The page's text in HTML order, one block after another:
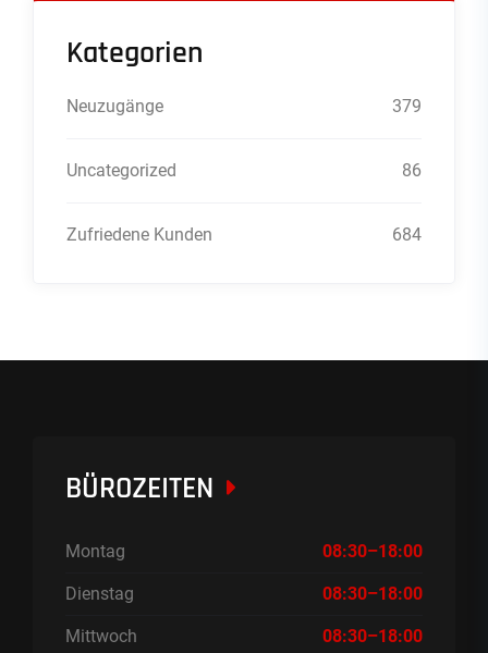
Kategorien
Neuzugänge 379
Uncategorized 86
Zufriedene Kunden 684
BÜROZEITEN
Montag 08:30–18:00
Dienstag 08:30–18:00
Mittwoch 08:30–18:00